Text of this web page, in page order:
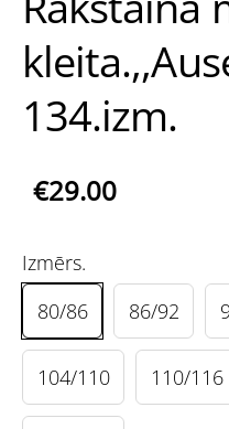
134.izm.
€29.00
Izmērs.
80/86
86/92
104/110 110/116